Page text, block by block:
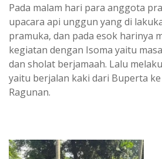
Pada malam hari para anggota
upacara api unggun yang di
pramuka, dan pada esok harinya
kegiatan dengan Isoma yaitu
dan sholat berjamaah. Lalu
yaitu berjalan kaki dari Buperta
Ragunan.